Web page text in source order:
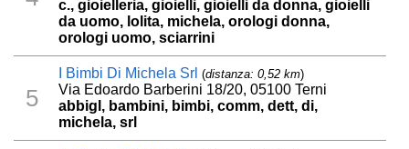
c., gioielleria, gioielli, gioielli da donna, gioielli
da uomo, lolita, michela, orologi donna,
orologi uomo, sciarrini
5
I Bimbi Di Michela Srl (distanza: 0,52 km)
Via Edoardo Barberini 18/20, 05100 Terni
abbigl, bambini, bimbi, comm, dett, di,
michela, srl